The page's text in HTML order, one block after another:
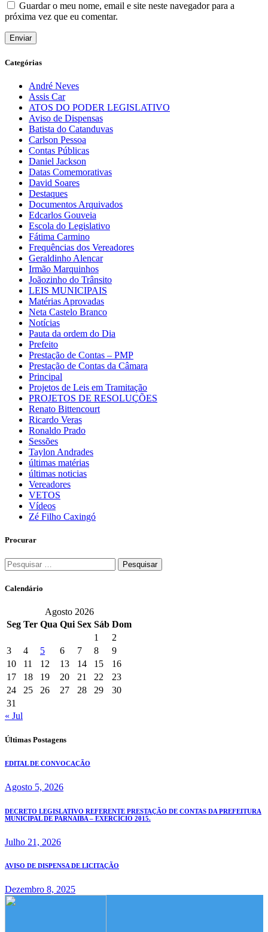
Guardar o meu nome, email e site neste navegador para a
próxima vez que eu comentar.
Categórias
André Neves
Assis Car
ATOS DO PODER LEGISLATIVO
Aviso de Dispensas
Batista do Catanduvas
Carlson Pessoa
Contas Públicas
Daniel Jackson
Datas Comemorativas
David Soares
Destaques
Documentos Arquivados
Edcarlos Gouveia
Escola do Legislativo
Fátima Carmino
Frequências dos Vereadores
Geraldinho Alencar
Irmão Marquinhos
Joãozinho do Trânsito
LEIS MUNICIPAIS
Matérias Aprovadas
Neta Castelo Branco
Notícias
Pauta da ordem do Dia
Prefeito
Prestação de Contas – PMP
Prestação de Contas da Câmara
Principal
Projetos de Leis em Tramitação
PROJETOS DE RESOLUÇÕES
Renato Bittencourt
Ricardo Veras
Ronaldo Prado
Sessões
Taylon Andrades
últimas matérias
últimas noticias
Vereadores
VETOS
Vídeos
Zé Filho Caxingó
Procurar
Pesquisar
por:
Calendário
Agosto 2026
Seg Ter Qua Qui Sex Sáb Dom
1
2
3
4 5 6 7 8
9
10
11 12 13 14 15
16
17
18 19 20 21 22
23
24
25 26 27 28 29
30
31
« Jul
Últimas Postagens
EDITAL DE CONVOCAÇÃO
Agosto 5, 2026
DECRETO LEGISLATIVO REFERENTE PRESTAÇÃO DE CONTAS DA PREFEITURA
MUNICIPAL DE PARNAIBA – EXERCÍCIO 2015.
Julho 21, 2026
AVISO DE DISPENSA DE LICITAÇÃO
Dezembro 8, 2025